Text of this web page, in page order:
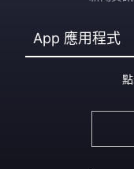
App 應用程式